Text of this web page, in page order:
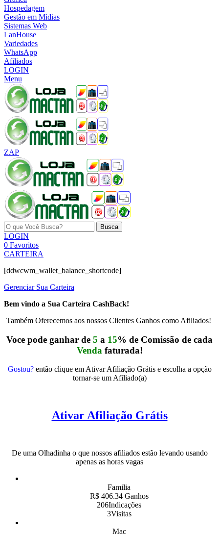
Hospedagem
Gestão em Mídias
Sistemas Web
LanHouse
Variedades
WhatsApp
Afiliados
LOGIN
Menu
ZAP
Busca
LOGIN
0 Favoritos
CARTEIRA
[ddwcwm_wallet_balance_shortcode]
Gerenciar Sua Carteira
Bem vindo a Sua Carteira CashBack!
Também Oferecemos aos nossos Clientes Ganhos como Afiliados!
Voce pode ganhar de 5 a 15% de Comissão de cada
Venda faturada!
Gostou?então clique em Ativar Afiliação Grátis e escolha a opção
tornar-se um Afiliado(a)
Ativar Afiliação Grátis
De uma Olhadinha o que nossos afiliados estão levando usando
apenas as horas vagas
Familia
R$ 406.34 Ganhos
206Indicações
3Visitas
Mac